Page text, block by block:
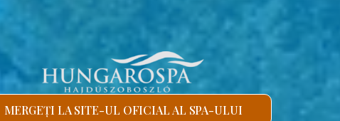
MERGEȚI LA SITE-UL OFICIAL AL SPA-ULUI